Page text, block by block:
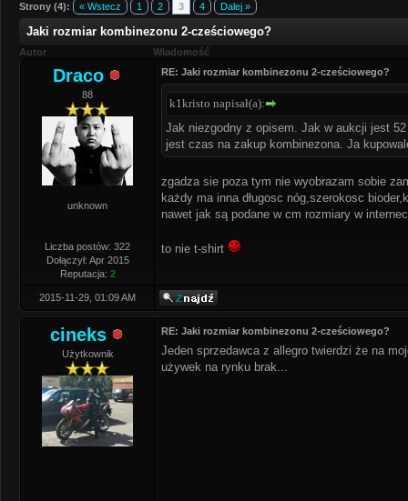
Strony (4): « Wstecz 1 2 3 4 Dalej »
Jaki rozmiar kombinezonu 2-cześciowego?
Autor Wiadomość
Draco
88
unknown
Liczba postów: 322
Dołączył: Apr 2015
Reputacja: 2
RE: Jaki rozmiar kombinezonu 2-cześciowego?
k1kristo napisał(a):
Jak niezgodny z opisem. Jak w aukcji jest
jest czas na zakup kombinezona. Ja
zgadza sie poza tym nie wyobrazam sobie
każdy ma inna długosc nóg,szerokosc
nawet jak są podane w cm rozmiary w
to nie t-shirt
2015-11-29, 01:09 AM
cineks
Użytkownik
RE: Jaki rozmiar kombinezonu 2-cześciowego?
Jeden sprzedawca z allegro twierdzi że na
używek na rynku brak...